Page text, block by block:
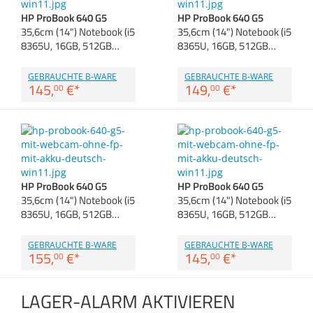
Zubehör
Anmelden
Merkzettel
HP ProBook 640 G5
35,6cm (14") Notebook (i5
8365U, 16GB, 512GB…
GEBRAUCHTE B-WARE
145,00 €*
HP ProBook 640 G5
35,6cm (14") Notebook (i5
8365U, 16GB, 512GB…
GEBRAUCHTE B-WARE
149,00 €*
HP ProBook 640 G5
35,6cm (14") Notebook (i5
8365U, 16GB, 512GB…
GEBRAUCHTE B-WARE
155,00 €*
HP ProBook 640 G5
35,6cm (14") Notebook (i5
8365U, 16GB, 512GB…
GEBRAUCHTE B-WARE
145,00 €*
LAGER-ALARM AKTIVIEREN